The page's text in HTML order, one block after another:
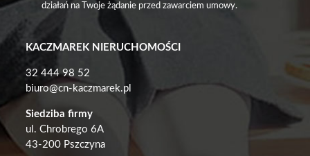
KACZMAREK NIERUCHOMOŚCI
32 444 98 52
biuro@cn-kaczmarek.pl
Siedziba firmy
ul. Chrobrego 6A
43-200 Pszczyna
działań na Twoje żądanie przed zawarciem umowy.